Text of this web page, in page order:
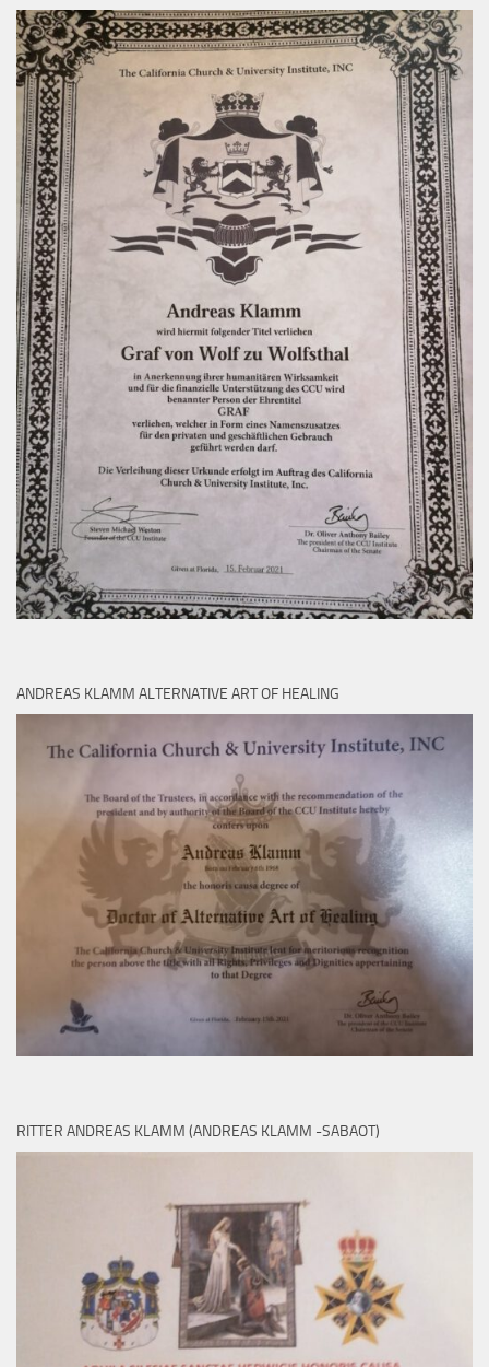
ANDREAS KLAMM ALTERNATIVE ART OF HEALING
RITTER ANDREAS KLAMM (ANDREAS KLAMM -SABAOT)